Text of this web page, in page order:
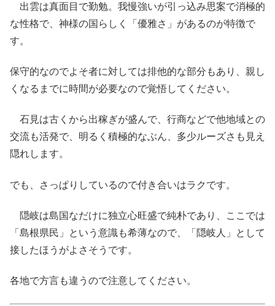
出雲は真面目で勤勉。我慢強いが引っ込み思案で消極的
な性格で、神様の国らしく「優雅さ」があるのが特徴で
す。
保守的なのでよそ者に対しては排他的な部分もあり、親し
くなるまでに時間が必要なので覚悟してください。
石見は古くから出稼ぎが盛んで、行商などで他地域との
交流も活発で、明るく積極的なぶん、多少ルーズさも見え
隠れします。
でも、さっぱりしているので付き合いはラクです。
隠岐は島国なだけに独立心旺盛で純朴であり、ここでは
「島根県民」という意識も希薄なので、「隠岐人」として
接したほうがよさそうです。
各地で方言も違うので注意してください。